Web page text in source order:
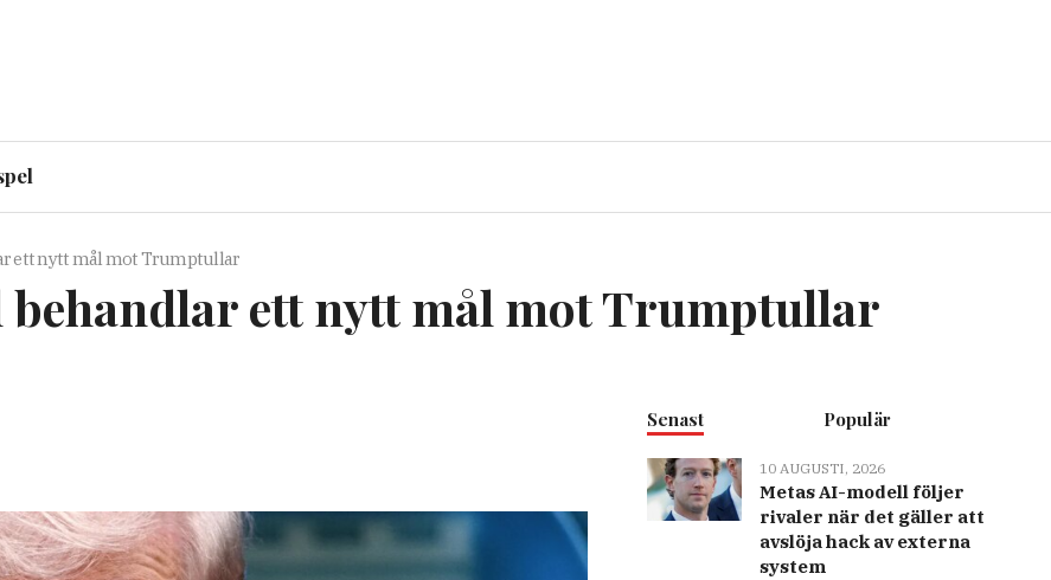
ett nytt mål mot Trumptullar
behandlar ett nytt mål mot Trumptullar
Senast Populär
10 AUGUSTI, 2026
Metas AI-modell följer
rivaler när det gäller att
avslöja hack av externa
system